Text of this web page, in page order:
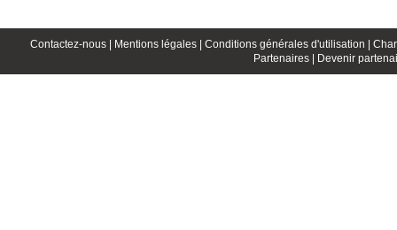
Contactez-nous | Mentions légales | Conditions générales d'utilisation |
Partenaires |
Devenir